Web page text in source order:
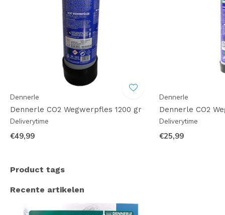
Dennerle
Dennerle CO2 Wegwerpfles 1200 gr
Deliverytime
€49,99
Dennerle
Dennerle CO2
Deliverytime
€25,99
Product tags
Recente artikelen